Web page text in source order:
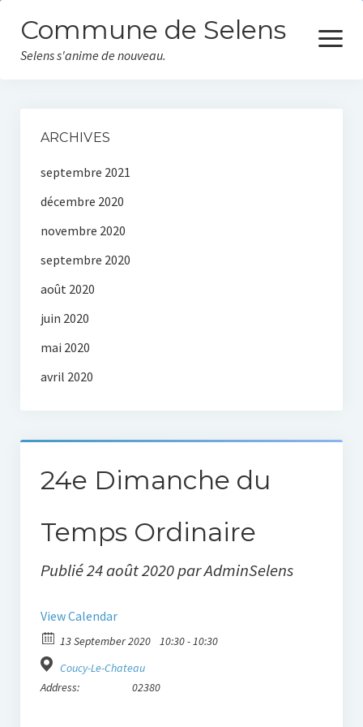
Commune de Selens
Selens s'anime de nouveau.
ouvrir
le
Actualités
Equipe municipale
Les écoles
Informations pratiques
Loisirs
La salle des fêtes
Patrimoine
Dates des cérémonies
Lieux de culte
Galerie Photos
ARCHIVES
septembre 2021
décembre 2020
novembre 2020
septembre 2020
août 2020
juin 2020
mai 2020
avril 2020
24e Dimanche du
Temps Ordinaire
Publié 24 août 2020 par AdminSelens
View Calendar
13 September 2020
10:30 - 10:30
Coucy-Le-Chateau
Address:
02380